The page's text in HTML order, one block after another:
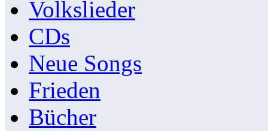
Volkslieder
CDs
Neue Songs
Frieden
Bücher